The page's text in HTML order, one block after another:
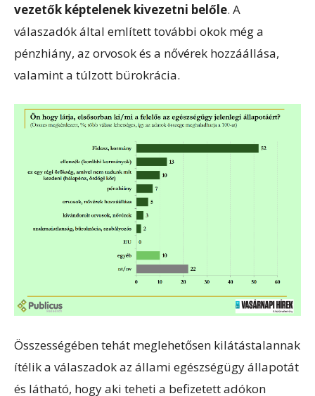
vezetők képtelenek kivezetni belőle. A
válaszadók által említett további okok még a
pénzhiány, az orvosok és a nővérek hozzáállása,
valamint a túlzott bürokrácia.
Összességében tehát meglehetősen kilátástalannak
ítélik a válaszadok az állami egészségügy állapotát
és látható, hogy aki teheti a befizetett adókon